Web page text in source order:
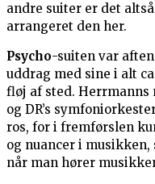
andre suiter er det
arrangeret den her.
Psycho-suiten var
uddrag med sine i alt
fløj af sted. Herrmanns
og DR’s
ros, for i fremførslen
og nuancer i
når man hører